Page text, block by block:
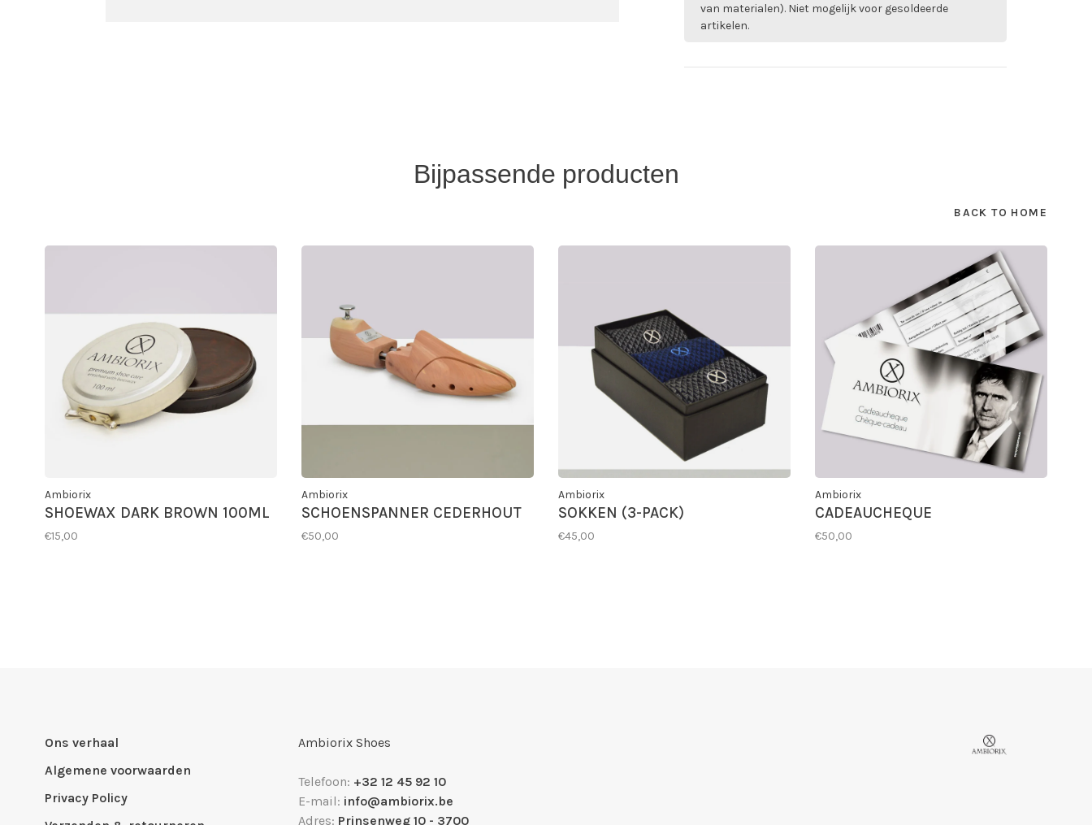
van materialen). Niet mogelijk voor gesoldeerde
artikelen.
Bijpassende producten
BACK TO HOME
Ambiorix
SHOEWAX DARK BROWN 100ML
€15,00
Ambiorix
SCHOENSPANNER CEDERHOUT
€50,00
Ambiorix
SOKKEN (3-PACK)
€45,00
Ambiorix
CADEAUCHEQUE
€50,00
Ons verhaal
Algemene voorwaarden
Privacy Policy
Ambiorix Shoes
Telefoon: +32 12 45 92 10
E-mail: info@ambiorix.be
Adres: Prinsenweg 10 - 3700